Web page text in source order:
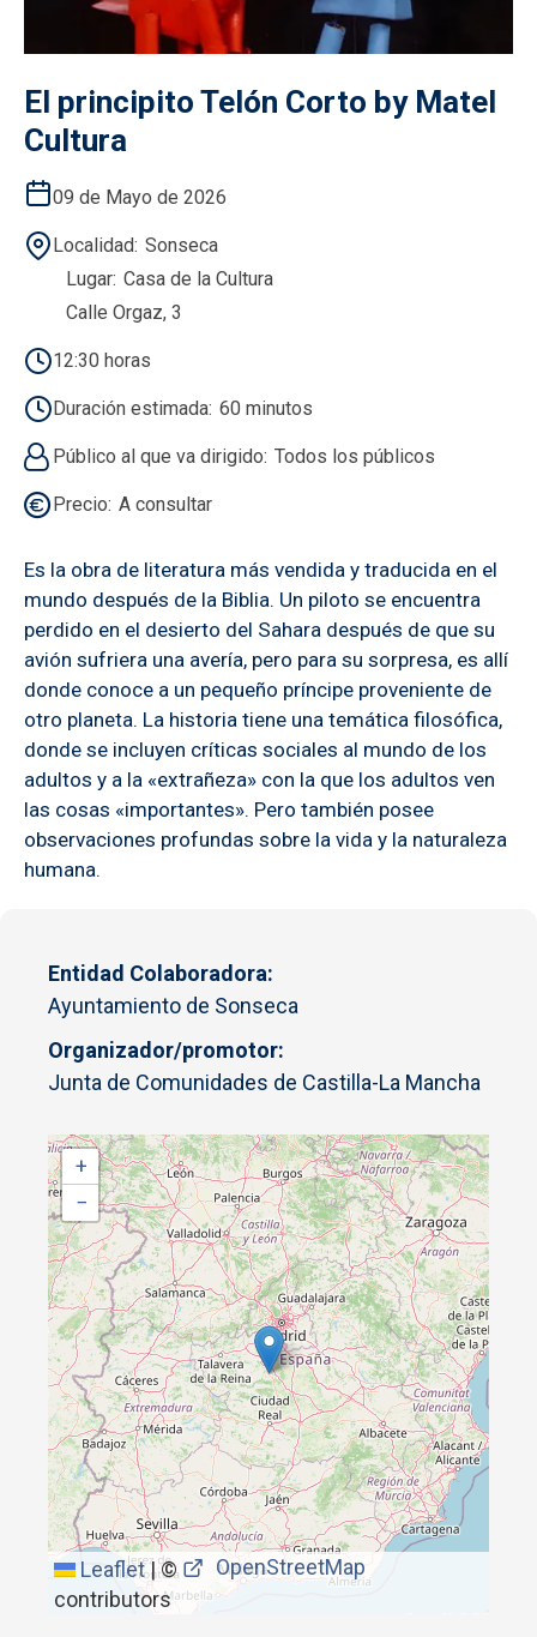
El principito Telón Corto by Matel
Cultura
09 de Mayo de 2026
Localidad Sonseca
Lugar Casa de la Cultura
Calle Orgaz, 3
12:30 horas
Duración estimada 60 minutos
Público al que va dirigido Todos los públicos
Precio A consultar
Es la obra de literatura más vendida y traducida en el
mundo después de la Biblia. Un piloto se encuentra
perdido en el desierto del Sahara después de que su
avión sufriera una avería, pero para su sorpresa, es allí
donde conoce a un pequeño príncipe proveniente de
otro planeta. La historia tiene una temática filosófica,
donde se incluyen críticas sociales al mundo de los
adultos y a la «extrañeza» con la que los adultos ven
las cosas «importantes». Pero también posee
observaciones profundas sobre la vida y la naturaleza
humana.
Entidad Colaboradora
Ayuntamiento de Sonseca
Organizador/promotor
Junta de Comunidades de Castilla-La Mancha
+
−
Leaflet|©
OpenStreetMap
contributors